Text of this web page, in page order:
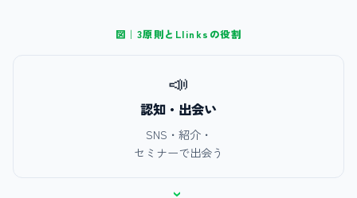
図｜3原則とLlinksの役割
📣
認知・出会い
SNS・紹介・
セミナーで出会う
›